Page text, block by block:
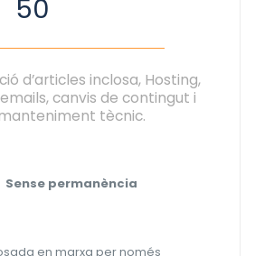
50
d’articles inclosa, Hosting,
canvis de contingut i
tècnic.
Sense permanència
en marxa per només